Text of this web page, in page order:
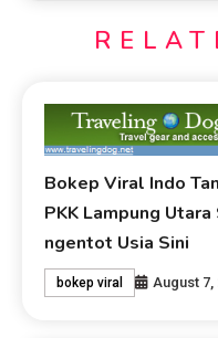
Bokep Viral Indo
PKK Lampung
ngentot Usia Sini
bokep viral August 7,